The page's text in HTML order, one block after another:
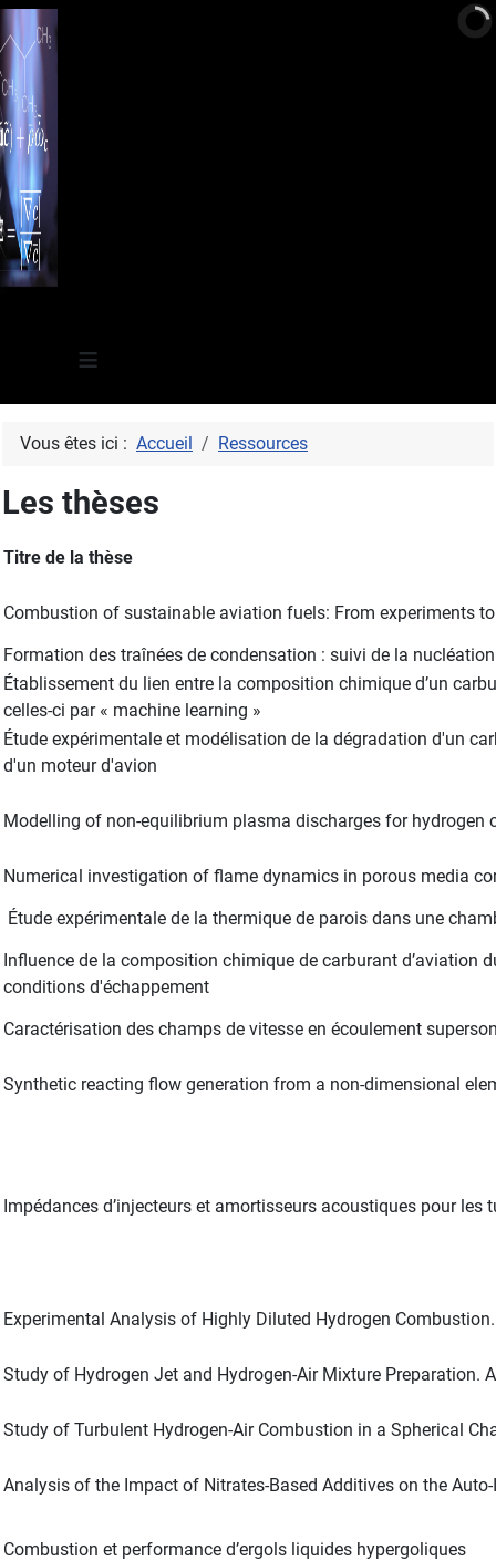
≡
Vous êtes ici : Accueil Ressources
Les thèses
Titre de la thèse
Combustion of sustainable aviation fuels: From experiments
Formation des traînées de condensation : suivi de la
Établissement du lien entre la composition chimique d’un
celles-ci par « machine learning »
Étude expérimentale et modélisation de la dégradation d'un
d'un moteur d'avion
Modelling of non-equilibrium plasma discharges for hydrogen
Numerical investigation of flame dynamics in porous media
Étude expérimentale de la thermique de parois dans une
Influence de la composition chimique de carburant d’aviation
conditions d'échappement
Caractérisation des champs de vitesse en écoulement
Synthetic reacting flow generation from a non-dimensional
Impédances d’injecteurs et amortisseurs acoustiques pour les
Experimental Analysis of Highly Diluted Hydrogen
Study of Hydrogen Jet and Hydrogen-Air Mixture Preparation.
Study of Turbulent Hydrogen-Air Combustion in a Spherical
Analysis of the Impact of Nitrates-Based Additives on the
Combustion et performance d’ergols liquides hypergoliques